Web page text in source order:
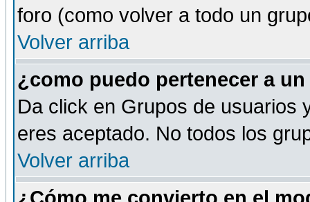
foro (como volver a todo un
Volver arriba
¿como puedo pertenecer a
Da click en Grupos de usuarios
eres aceptado. No todos los
Volver arriba